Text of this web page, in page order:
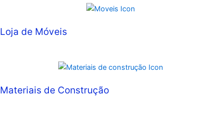
Loja de Móveis
Materiais de Construção